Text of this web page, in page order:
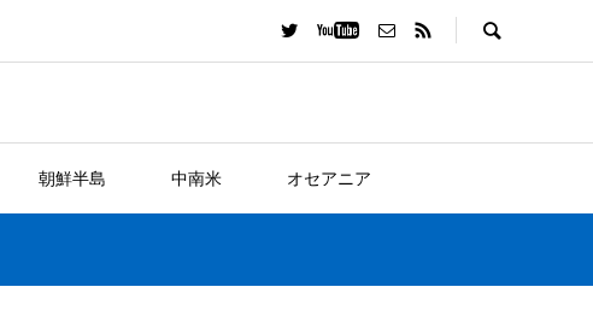
朝鮮半島 中南米 オセアニア